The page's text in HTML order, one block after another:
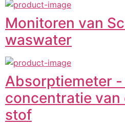
Monitoren van
waswater
Absorptiemeter
concentratie van
stof